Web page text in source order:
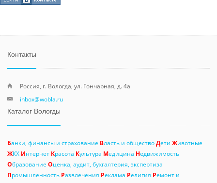
Контакты
Россия, г. Вологда, ул. Гончарная, д. 4а
inbox@wobla.ru
Каталог Вологды
Банки, финансы и страхование Власть и обществоДети Животные
ЖКХ Интернет Красота Культура Медицина Недвижимость
Образование Оценка, аудит, бухгалтерия, экспертиза
Промышленность Развлечения Реклама Религия Ремонт и